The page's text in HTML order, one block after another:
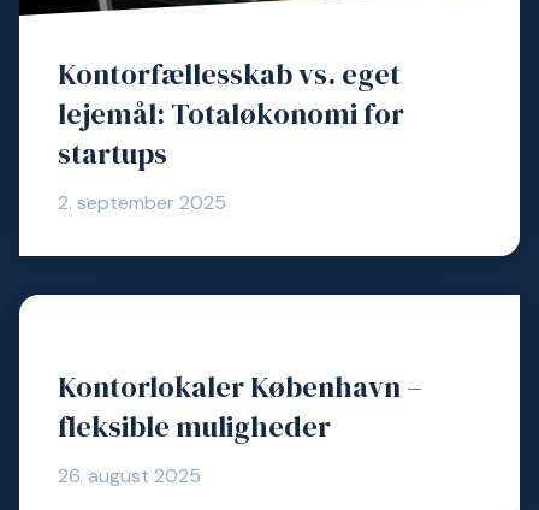
Kontorfællesskab vs. eget
lejemål: Totaløkonomi for
startups
2. september 2025
Kontorlokaler København –
fleksible muligheder
26. august 2025